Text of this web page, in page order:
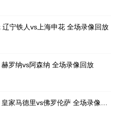
宁铁人vs上海申花 全场录像回放
罗纳vs阿森纳 全场录像回放